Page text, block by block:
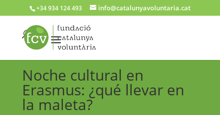
+34 934 124 493 info@catalunyavoluntaria.cat
Noche cultural en
Erasmus: ¿qué llevar en
la maleta?